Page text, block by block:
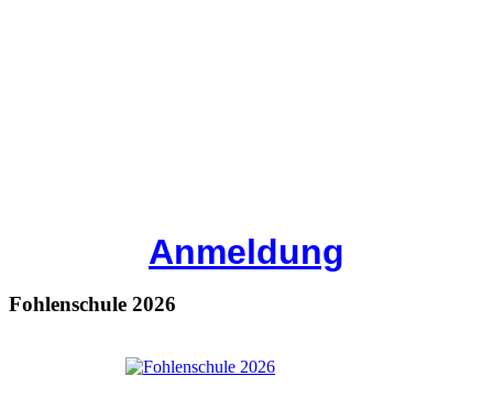
Anmeldung
Fohlenschule 2026